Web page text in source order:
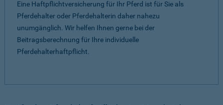
Eine Haftpflichtversicherung für Ihr Pferd ist für Sie als
Pferdehalter oder Pferdehalterin daher nahezu
unumgänglich. Wir helfen Ihnen gerne bei der
Beitragsberechnung für Ihre individuelle
Pferdehalterhaftpflicht.